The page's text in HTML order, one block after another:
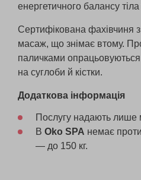
енергетичного балансу
Сертифікована фахівчиня
масаж, що знімає втому.
паличками опрацьовуються
на суглоби й кістки.
Додаткова інформація
Послугу надають лише
В Oko SPA немає
— до 150 кг.